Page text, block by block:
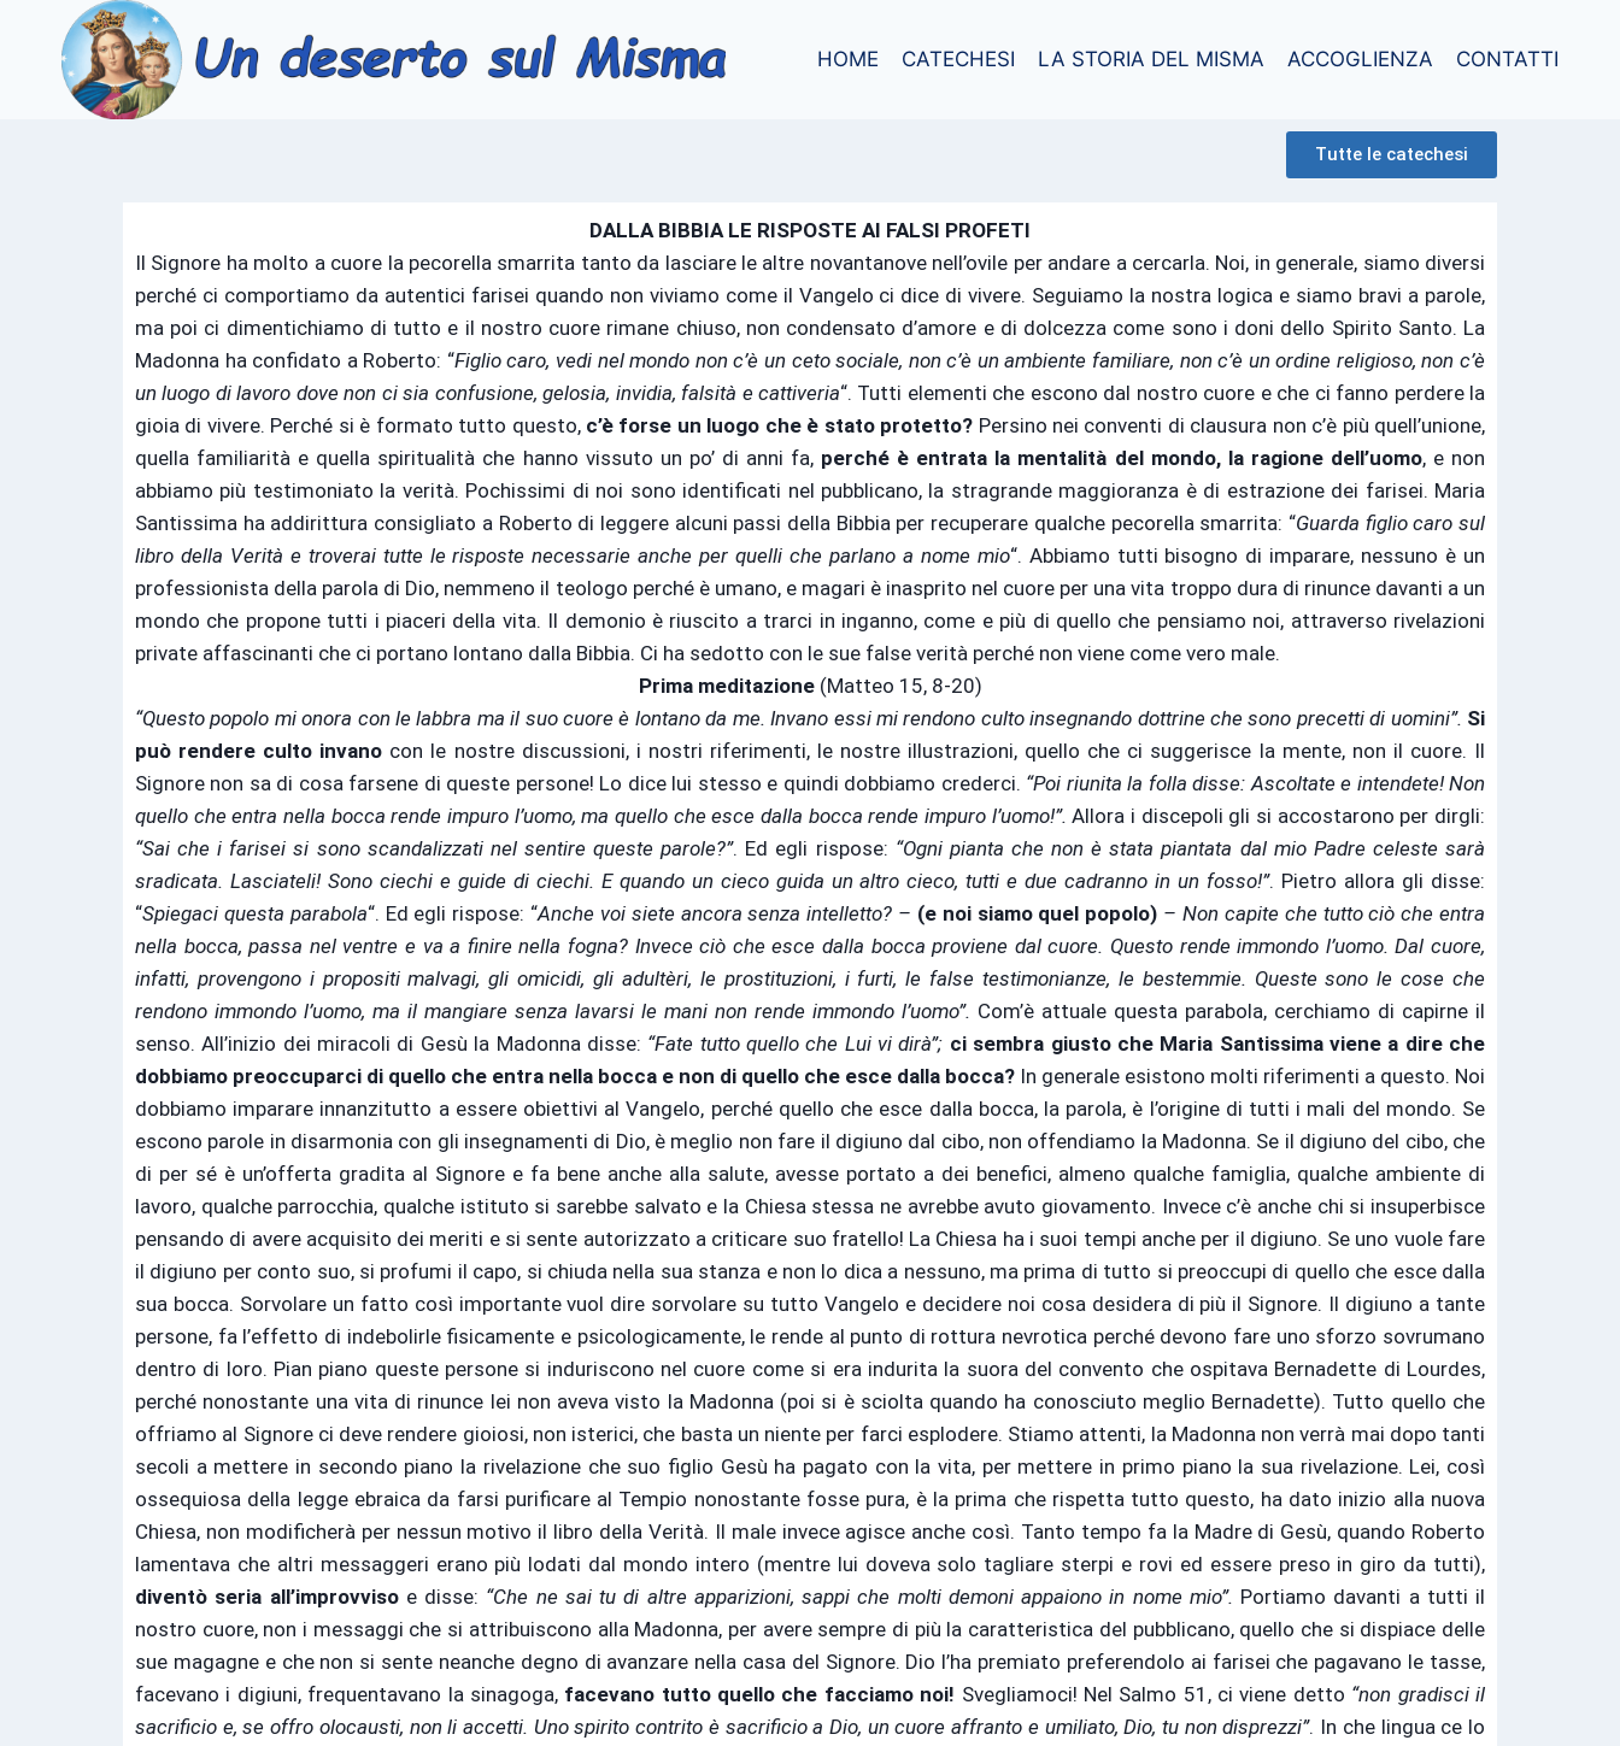
HOME CATECHESI LA STORIA DEL MISMA ACCOGLIENZA CONTATTI
Tutte le catechesi
DALLA BIBBIA LE RISPOSTE AI FALSI PROFETI
Il Signore ha molto a cuore la pecorella smarrita tanto da lasciare le altre novantanove nell’ovile per andare a cercarla. Noi, in generale, siamo diversi
perché ci comportiamo da autentici farisei quando non viviamo come il Vangelo ci dice di vivere. Seguiamo la nostra logica e siamo bravi a parole,
ma poi ci dimentichiamo di tutto e il nostro cuore rimane chiuso, non condensato d’amore e di dolcezza come sono i doni dello Spirito Santo. La
Madonna ha confidato a Roberto: “Figlio caro, vedi nel mondo non c’è un ceto sociale, non c’è un ambiente familiare, non c’è un ordine religioso, non c’è
un luogo di lavoro dove non ci sia confusione, gelosia, invidia, falsità e cattiveria“. Tutti elementi che escono dal nostro cuore e che ci fanno perdere la
gioia di vivere. Perché si è formato tutto questo, c’è forse un luogo che è stato protetto? Persino nei conventi di clausura non c’è più quell’unione,
quella familiarità e quella spiritualità che hanno vissuto un po’ di anni fa, perché è entrata la mentalità del mondo, la ragione dell’uomo, e non
abbiamo più testimoniato la verità. Pochissimi di noi sono identificati nel pubblicano, la stragrande maggioranza è di estrazione dei farisei. Maria
Santissima ha addirittura consigliato a Roberto di leggere alcuni passi della Bibbia per recuperare qualche pecorella smarrita: “Guarda figlio caro sul
libro della Verità e troverai tutte le risposte necessarie anche per quelli che parlano a nome mio“. Abbiamo tutti bisogno di imparare, nessuno è un
professionista della parola di Dio, nemmeno il teologo perché è umano, e magari è inasprito nel cuore per una vita troppo dura di rinunce davanti a un
mondo che propone tutti i piaceri della vita. Il demonio è riuscito a trarci in inganno, come e più di quello che pensiamo noi, attraverso rivelazioni
private affascinanti che ci portano lontano dalla Bibbia. Ci ha sedotto con le sue false verità perché non viene come vero male.
Prima meditazione(Matteo 15, 8-20)
“Questo popolo mi onora con le labbra ma il suo cuore è lontano da me. Invano essi mi rendono culto insegnando dottrine che sono precetti di uomini”. Si
può rendere culto invano con le nostre discussioni, i nostri riferimenti, le nostre illustrazioni, quello che ci suggerisce la mente, non il cuore. Il
Signore non sa di cosa farsene di queste persone! Lo dice lui stesso e quindi dobbiamo crederci. “Poi riunita la folla disse: Ascoltate e intendete! Non
quello che entra nella bocca rende impuro l’uomo, ma quello che esce dalla bocca rende impuro l’uomo!”. Allora i discepoli gli si accostarono per dirgli:
“Sai che i farisei si sono scandalizzati nel sentire queste parole?”. Ed egli rispose: “Ogni pianta che non è stata piantata dal mio Padre celeste sarà
sradicata. Lasciateli! Sono ciechi e guide di ciechi. E quando un cieco guida un altro cieco, tutti e due cadranno in un fosso!”. Pietro allora gli disse:
“Spiegaci questa parabola“. Ed egli rispose: “Anche voi siete ancora senza intelletto? – (e noi siamo quel popolo) – Non capite che tutto ciò che entra
nella bocca, passa nel ventre e va a finire nella fogna? Invece ciò che esce dalla bocca proviene dal cuore. Questo rende immondo l’uomo. Dal cuore,
infatti, provengono i propositi malvagi, gli omicidi, gli adultèri, le prostituzioni, i furti, le false testimonianze, le bestemmie. Queste sono le cose che
rendono immondo l’uomo, ma il mangiare senza lavarsi le mani non rende immondo l’uomo”. Com’è attuale questa parabola, cerchiamo di capirne il
senso. All’inizio dei miracoli di Gesù la Madonna disse: “Fate tutto quello che Lui vi dirà”; ci sembra giusto che Maria Santissima viene a dire che
dobbiamo preoccuparci di quello che entra nella bocca e non di quello che esce dalla bocca? In generale esistono molti riferimenti a questo. Noi
dobbiamo imparare innanzitutto a essere obiettivi al Vangelo, perché quello che esce dalla bocca, la parola, è l’origine di tutti i mali del mondo. Se
escono parole in disarmonia con gli insegnamenti di Dio, è meglio non fare il digiuno dal cibo, non offendiamo la Madonna. Se il digiuno del cibo, che
di per sé è un’offerta gradita al Signore e fa bene anche alla salute, avesse portato a dei benefici, almeno qualche famiglia, qualche ambiente di
lavoro, qualche parrocchia, qualche istituto si sarebbe salvato e la Chiesa stessa ne avrebbe avuto giovamento. Invece c’è anche chi si insuperbisce
pensando di avere acquisito dei meriti e si sente autorizzato a criticare suo fratello! La Chiesa ha i suoi tempi anche per il digiuno. Se uno vuole fare
il digiuno per conto suo, si profumi il capo, si chiuda nella sua stanza e non lo dica a nessuno, ma prima di tutto si preoccupi di quello che esce dalla
sua bocca. Sorvolare un fatto così importante vuol dire sorvolare su tutto Vangelo e decidere noi cosa desidera di più il Signore. Il digiuno a tante
persone, fa l’effetto di indebolirle fisicamente e psicologicamente, le rende al punto di rottura nevrotica perché devono fare uno sforzo sovrumano
dentro di loro. Pian piano queste persone si induriscono nel cuore come si era indurita la suora del convento che ospitava Bernadette di Lourdes,
perché nonostante una vita di rinunce lei non aveva visto la Madonna (poi si è sciolta quando ha conosciuto meglio Bernadette). Tutto quello che
offriamo al Signore ci deve rendere gioiosi, non isterici, che basta un niente per farci esplodere. Stiamo attenti, la Madonna non verrà mai dopo tanti
secoli a mettere in secondo piano la rivelazione che suo figlio Gesù ha pagato con la vita, per mettere in primo piano la sua rivelazione. Lei, così
ossequiosa della legge ebraica da farsi purificare al Tempio nonostante fosse pura, è la prima che rispetta tutto questo, ha dato inizio alla nuova
Chiesa, non modificherà per nessun motivo il libro della Verità. Il male invece agisce anche così. Tanto tempo fa la Madre di Gesù, quando Roberto
lamentava che altri messaggeri erano più lodati dal mondo intero (mentre lui doveva solo tagliare sterpi e rovi ed essere preso in giro da tutti),
diventò seria all’improvvisoe disse: “Che ne sai tu di altre apparizioni, sappi che molti demoni appaiono in nome mio”. Portiamo davanti a tutti il
nostro cuore, non i messaggi che si attribuiscono alla Madonna, per avere sempre di più la caratteristica del pubblicano, quello che si dispiace delle
sue magagne e che non si sente neanche degno di avanzare nella casa del Signore. Dio l’ha premiato preferendolo ai farisei che pagavano le tasse,
facevano i digiuni, frequentavano la sinagoga, facevano tutto quello che facciamo noi! Svegliamoci! Nel Salmo 51, ci viene detto “non gradisci il
sacrificio e, se offro olocausti, non li accetti. Uno spirito contrito è sacrificio a Dio, un cuore affranto e umiliato, Dio, tu non disprezzi”. In che lingua ce lo